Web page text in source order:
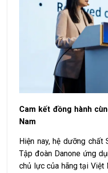
Cam kết đồng hành
Nam
Hiện nay, hệ dưỡng
Tập đoàn Danone ứng
chủ lực của hãng tại Việt